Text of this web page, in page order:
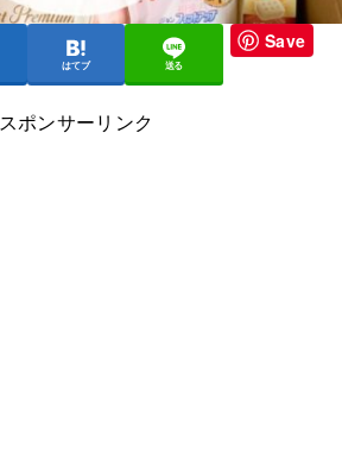
はてブ 送る
Save
スポンサーリンク